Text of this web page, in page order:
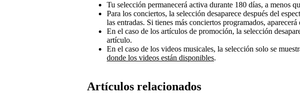
Tu selección permanecerá activa durante 180 días, a menos
Para los conciertos, la selección desaparece después del
las entradas. Si tienes más conciertos programados, aparecerá
En el caso de los artículos de promoción, la selección
artículo.
En el caso de los videos musicales, la selección solo se
donde los videos están disponibles.
Artículos relacionados